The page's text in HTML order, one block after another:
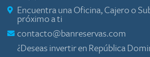
Encuentra una Oficina, Cajero o
próximo a ti
contacto@banreservas.com
¿Deseas invertir en República